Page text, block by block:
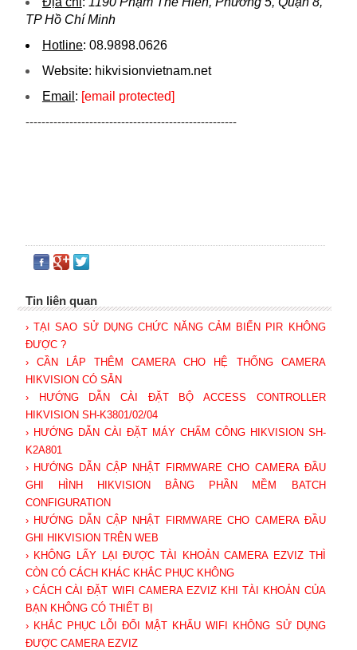
TP Hồ Chí Minh
Hotline: 08.9898.0626
Website: hikvi sionvietnam.net
Email : [email protected]
-----------------------------------------------------
Tin liên quan
› TẠI SAO SỬ DỤNG CHỨC NĂNG CẢM BIẾN PIR KHÔNG
ĐƯỢC ?
› CẦN LẮP THÊM CAMERA CHO HỆ THỐNG CAMERA
HIKVISION CÓ SẴN
› HƯỚNG DẪN CÀI ĐẶT BỘ ACCESS CONTROLLER
HIKVISION SH-K3801/02/04
› HƯỚNG DẪN CÀI ĐẶT MÁY CHẤM CÔNG HIKVISION SH-
K2A801
› HƯỚNG DẪN CẬP NHẬT FIRMWARE CHO CAMERA ĐẦU
GHI HÌNH HIKVISION BẰNG PHẦN MỀM BATCH
CONFIGURATION
› HƯỚNG DẪN CẬP NHẬT FIRMWARE CHO CAMERA ĐẦU
GHI HIKVISION TRÊN WEB
› KHÔNG LẤY LẠI ĐƯỢC TÀI KHOẢN CAMERA EZVIZ THÌ
CÒN CÓ CÁCH KHÁC KHẮC PHỤC KHÔNG
› CÁCH CÀI ĐẶT WIFI CAMERA EZVIZ KHI TÀI KHOẢN CỦA
BẠN KHÔNG CÓ THIẾT BỊ
› KHẮC PHỤC LỖI ĐỔI MẬT KHẨU WIFI KHÔNG SỬ DỤNG
ĐƯỢC CAMERA EZVIZ